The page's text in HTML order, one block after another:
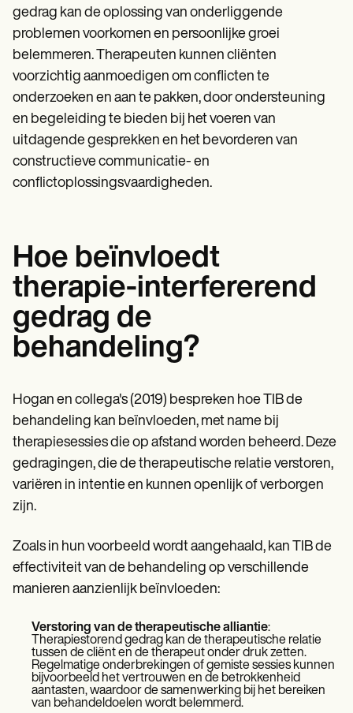
gedrag kan de oplossing van onderliggende
problemen voorkomen en persoonlijke groei
belemmeren. Therapeuten kunnen cliënten
voorzichtig aanmoedigen om conflicten te
onderzoeken en aan te pakken, door ondersteuning
en begeleiding te bieden bij het voeren van
uitdagende gesprekken en het bevorderen van
constructieve communicatie- en
conflictoplossingsvaardigheden.
Hoe beïnvloedt
therapie-interfererend
gedrag de
behandeling?
Hogan en collega's (2019) bespreken hoe TIB de
behandeling kan beïnvloeden, met name bij
therapiesessies die op afstand worden beheerd. Deze
gedragingen, die de therapeutische relatie verstoren,
variëren in intentie en kunnen openlijk of verborgen
zijn.
Zoals in hun voorbeeld wordt aangehaald, kan TIB de
effectiviteit van de behandeling op verschillende
manieren aanzienlijk beïnvloeden:
Verstoring van de therapeutische alliantie:
Therapiestorend gedrag kan de therapeutische relatie
tussen de cliënt en de therapeut onder druk zetten.
Regelmatige onderbrekingen of gemiste sessies kunnen
bijvoorbeeld het vertrouwen en de betrokkenheid
aantasten, waardoor de samenwerking bij het bereiken
van behandeldoelen wordt belemmerd.